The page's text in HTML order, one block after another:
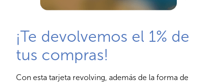
¡Te devolvemos el 1% de
tus compras!
Con esta tarjeta revolving, además de la forma de